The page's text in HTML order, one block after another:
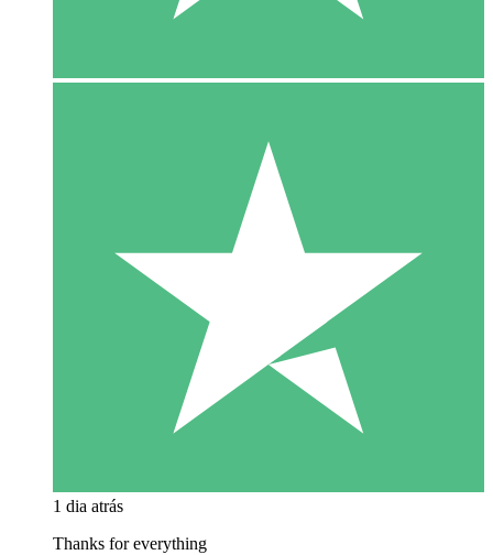
1 dia atrás
Thanks for everything